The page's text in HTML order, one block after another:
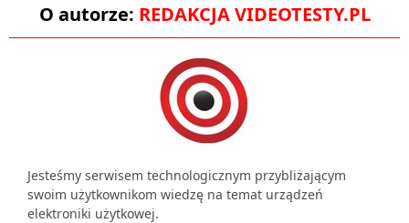
O autorze: REDAKCJA VIDEOTESTY.PL
Jesteśmy serwisem technologicznym przybliżającym
swoim użytkownikom wiedzę na temat urządzeń
elektroniki użytkowej.